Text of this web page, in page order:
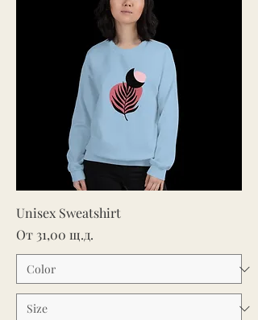
Unisex Sweatshirt
От 31,00 щ.д.
Продажна цена